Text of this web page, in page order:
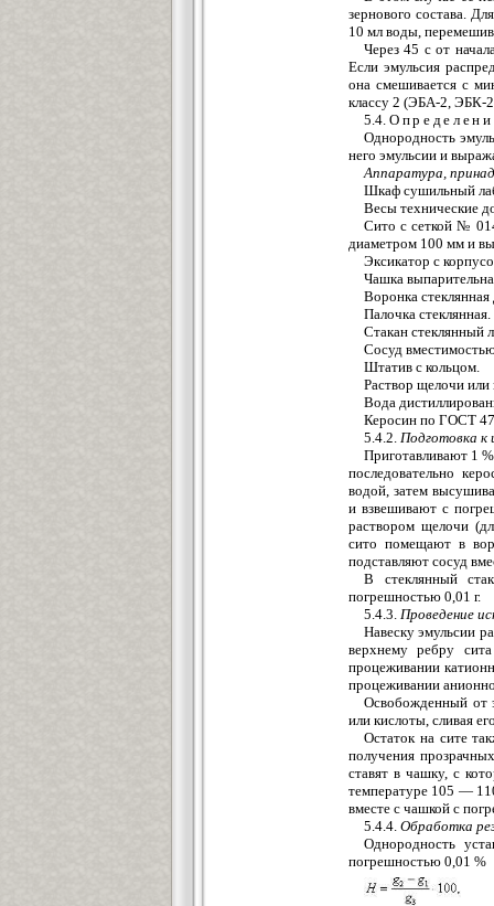
зернового состава.
10 мл воды,
Через 45 с от
Если эмульсия
она смешивается с
классу 2 (ЭБА-2, ЭБК-
5.4.
Однородность
него эмульсии и
Аппаратура,
Шкаф сушильный
Весы технические
Сито с сеткой №
диаметром 100 мм и
Эксикатор с
Чашка
Воронка
Палочка стеклянная.
Стакан
Сосуд
Штатив с кольцом.
Раствор щелочи или
Вода
Керосин по ГОСТ
5.4.2. Подготовка
Приготавливают 1
последовательно
водой, затем
и взвешивают с
раствором щелочи
сито помещают в
подставляют сосуд
В стеклянный
погрешностью 0,01 г.
5.4.3. Проведение
Навеску эмульсии
верхнему ребру
процеживании
процеживании
Освобожденный от
или кислоты, сливая
Остаток на сите
получения
ставят в чашку, с
температуре 105 —
вместе с чашкой с
5.4.4. Обработка
Однородность
погрешностью 0,01 %